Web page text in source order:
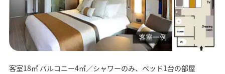
客室18㎡ バルコニー4㎡／シャワーのみ、ベッド1台の部屋